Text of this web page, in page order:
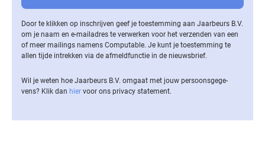
Door te klikken op inschrijven geef je toestemming aan Jaarbeurs B.V.
om je naam en e-mailadres te verwerken voor het verzenden van een
of meer mailings namens Computable. Je kunt je toestemming te
allen tijde intrekken via de af­meld­func­tie in de nieuwsbrief.
Wil je weten hoe Jaarbeurs B.V. omgaat met jouw per­soons­ge­ge­
vens? Klik dan hier voor ons privacy statement.